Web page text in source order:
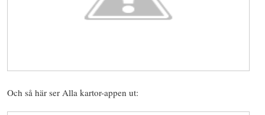
Och så här ser Alla kartor-appen ut: